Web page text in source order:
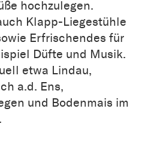
hochzulegen.
Klapp-Liegestühle
Erfrischendes für
Düfte und Musik.
etwa Lindau,
a.d. Ens,
und Bodenmais im